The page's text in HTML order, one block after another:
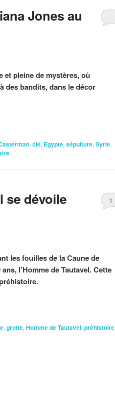
Jones au
et pleine de mystères, où
des bandits, dans le décor
, clé, Egypte, sépulture, Syrie,
se dévoile
1
les fouilles de la Caune de
l’Homme de Tautavel. Cette
, grotte, Homme de Tautavel, préhistoire